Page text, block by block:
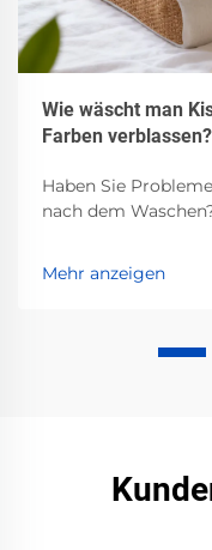
Wie wäscht man
Farben verblassen?
Haben Sie
nach dem
Wasser, pH-
Lufttrocknung
Mehr anzeigen